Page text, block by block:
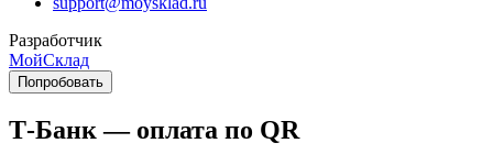
Разработчик
МойСклад
Попробовать
Т-Банк — оплата по QR